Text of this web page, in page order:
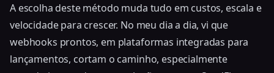
A escolha deste método muda tudo em custos, escala e
velocidade para crescer. No meu dia a dia, vi que
webhooks prontos, em plataformas integradas para
lançamentos, cortam o caminho, especialmente